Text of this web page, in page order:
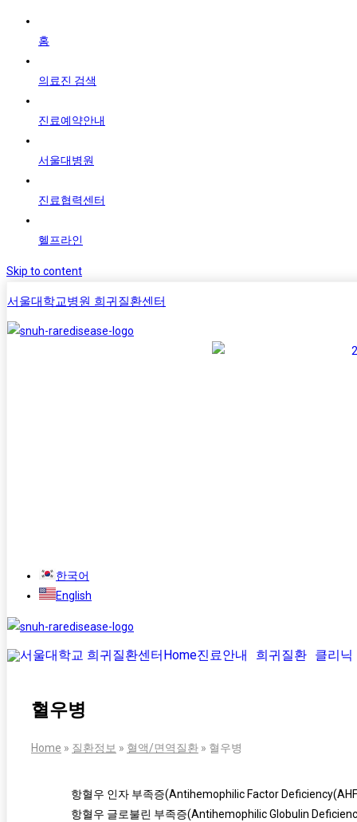
홈
의료진 검색
진료예약안내
서울대병원
진료협력센터
헬프라인
Skip to content
서울대학교병원 희귀질환센터
한국어
English
Home진료안내 희귀질환 클리닉
혈우병
Home » 질환정보 » 혈액/면역질환 » 혈우병
항혈우 인자 부족증(Antihemophilic Factor
항혈우 글로불린 부족증(Antihemophilic Globulin